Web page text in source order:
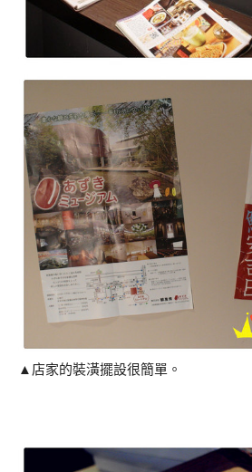
▲店家的裝潢擺設很簡單。